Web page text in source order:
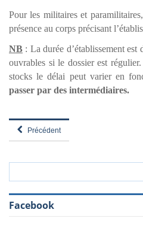
Pour les militaires et
présence au corps précisant
NB : La durée d’établissement
ouvrables si le dossier est régulier.
stocks le délai peut varier en
passer par des intermédiaires.
Précédent
Facebook